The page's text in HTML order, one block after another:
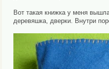
Вот такая книжка у меня
деревяшка, дверки. Внутри